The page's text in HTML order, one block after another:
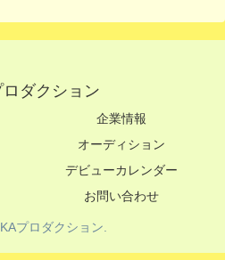
ダクション
企業情報
オーディション
デビューカレンダー
お問い合わせ
プロダクション.